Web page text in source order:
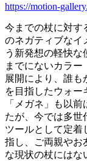
https://motion-
今までの杖に対す
のネガティブなイ
う新発想の軽快
までにないカラー
展開により、誰も
を目指したウォー
「メガネ」も以
たが、今では多世
ツールとして定着
指し、ご両親やお
な現状の杖にはな